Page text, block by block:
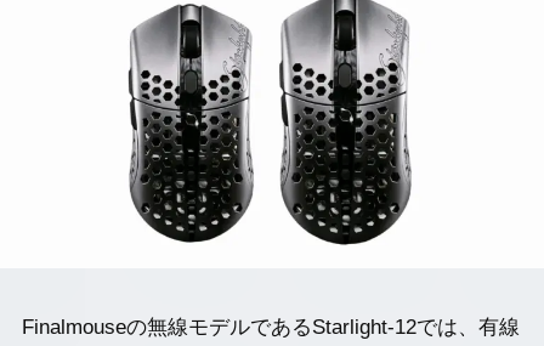
Finalmouseの無線モデルであるStarlight-12では、有線